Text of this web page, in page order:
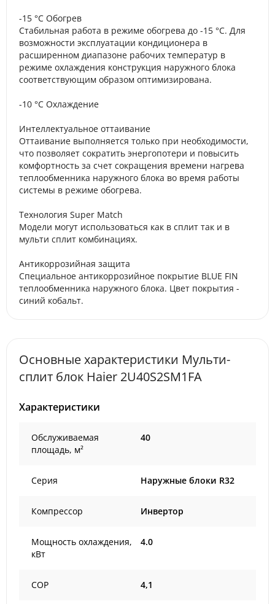
-15 °C Обогрев
Стабильная работа в режиме обогрева до -15 °С. Для
возможности эксплуатации кондиционера в
расширенном диапазоне рабочих температур в
режиме охлаждения конструкция наружного блока
соответствующим образом оптимизирована.
-10 °C Охлаждение
Интеллектуальное оттаивание
Оттаивание выполняется только при необходимости,
что позволяет сократить энергопотери и повысить
комфортность за счет сокращения времени нагрева
теплообменника наружного блока во время работы
системы в режиме обогрева.
Технология Super Match
Модели могут использоваться как в сплит так и в
мульти сплит комбинациях.
Антикоррозийная защита
Специальное антикоррозийное покрытие BLUE FIN
теплообменника наружного блока. Цвет покрытия -
синий кобальт.
Основные характеристики Мульти-
сплит блок Haier 2U40S2SM1FA
Характеристики
Обслуживаемая
площадь, м²
40
Серия Наружные блоки R32
Компрессор Инвертор
Мощность охлаждения,
кВт
4.0
COP 4,1